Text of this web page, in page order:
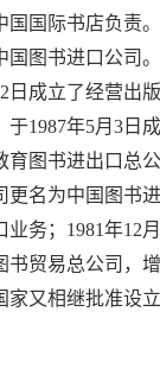
国际书店负责
国图书进口公司
日成立了经营出
于1987年5月3日
图书进出口总
更名为中国图书
务；1981年12
书贸易总公司，
家又相继批准设